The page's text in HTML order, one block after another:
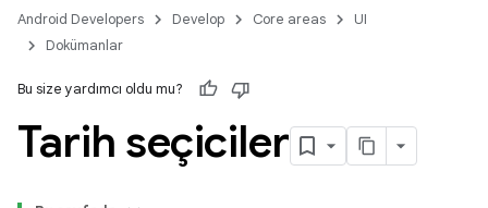
Android Developers Develop Core areas
UI
Dokümanlar
Bu size yardımcı oldu mu?
Tarih seçiciler